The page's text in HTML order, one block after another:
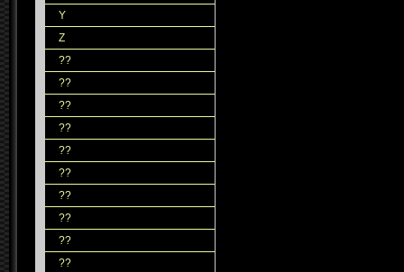
Y
Z
??
??
??
??
??
??
??
??
??
??